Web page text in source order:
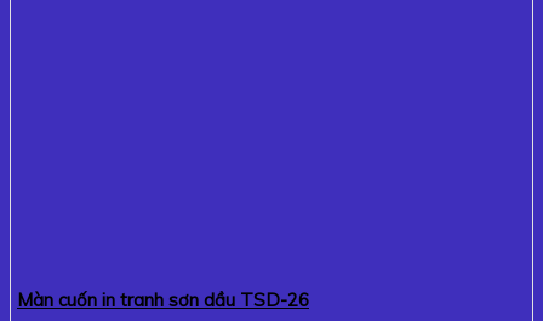
Màn cuốn in tranh sơn dầu TSD-26